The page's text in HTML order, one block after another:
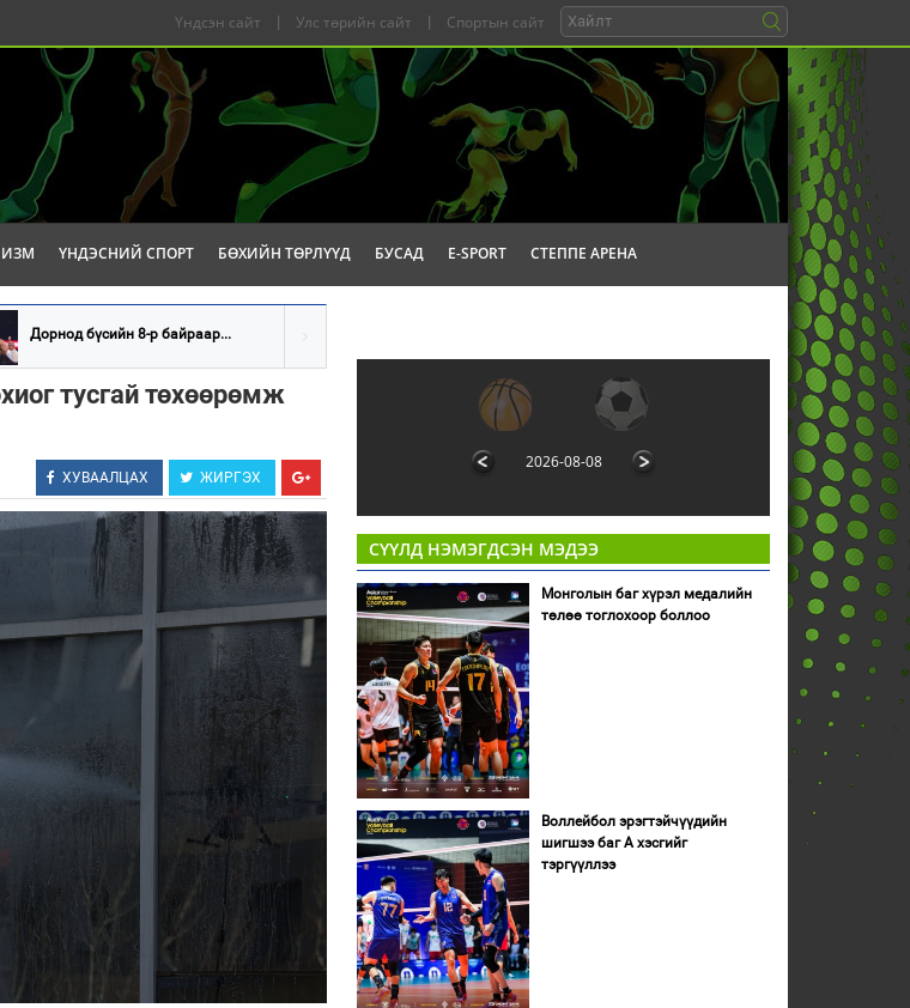
Үндсэн сайт | Улс төрийн сайт | Спортын сайт
ҮНДЭСНИЙ СПОРТ БӨХИЙН ТӨРЛҮҮД БУСАД E-SPORT СТЕППЕ АРЕНА
Дорнод бүсийн 8-р байраар...
тусгай төхөөрөмж
ХУВААЛЦАХ ЖИРГЭХ
2026-08-08
СҮҮЛД НЭМЭГДСЭН МЭДЭЭ
Монголын баг хүрэл медалийн
төлөө тоглохоор боллоо
Воллейбол эрэгтэйчүүдийн
шигшээ баг А хэсгийг
тэргүүллээ